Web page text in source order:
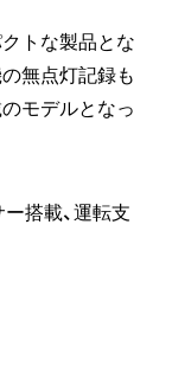
トな製品とな
無点灯記録も
モデルとなっ
ー搭載、運転支